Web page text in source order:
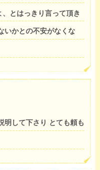
とはっきり言って頂き
いかとの不安がなくな
明して下さり とても頼も